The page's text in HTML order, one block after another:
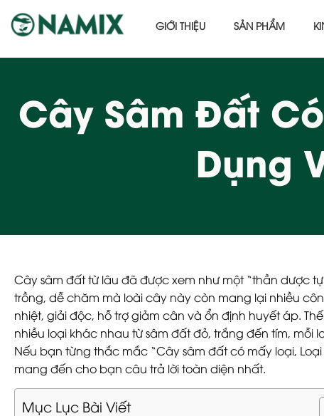
GIỚI THIỆU SẢN PHẨM
Cây Sâm Đất
Dụng
Cây sâm đất từ lâu đã được xem như một “thần dược
trồng, dễ chăm mà loài cây này còn mang lại nhiều
nhiệt, giải độc, hỗ trợ giảm cân và ổn định huyết áp.
nhiều loại khác nhau từ sâm đất đỏ, trắng đến tím, mỗi
Nếu bạn từng thắc mắc “Cây sâm đất có mấy loại,
mang đến cho bạn câu trả lời toàn diện nhất.
Mục Lục Bài Viết